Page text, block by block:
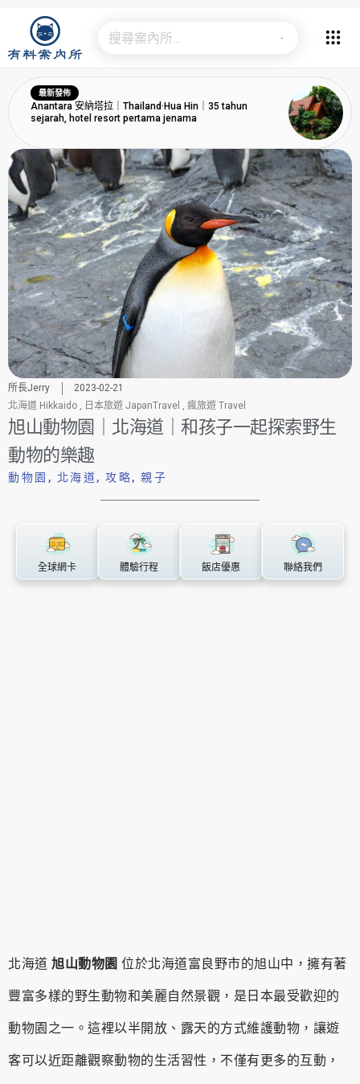
最新發佈
Anantara 安納塔拉｜Thailand·Hua Hin｜35 tahun
sejarah, hotel resort pertama jenama
所長Jerry
2023-02-21
北海道 Hikkaido , 日本旅遊 JapanTravel , 瘋旅遊 Travel
旭山動物園｜北海道｜和孩子一起探索野生
動物的樂趣
動物園 , 北海道, 攻略, 親子
全球網卡 體驗行程 飯店優惠 聯絡我們
北海道 旭山動物園 位於北海道富良野市的旭山中，擁有著
豐富多樣的野生動物和美麗自然景觀，是日本最受歡迎的
動物園之一。這裡以半開放、露天的方式維護動物，讓遊
客可以近距離觀察動物的生活習性，不僅有更多的互動，